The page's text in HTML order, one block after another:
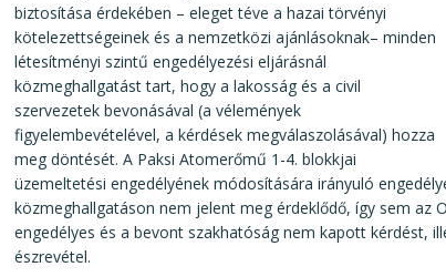
biztosítása érdekében – eleget téve a hazai törvényi
kötelezettségeinek és a nemzetközi ajánlásoknak– minden
létesítményi szintű engedélyezési eljárásnál
közmeghallgatást tart, hogy a lakosság és a civil
szervezetek bevonásával (a vélemények
figyelembevételével, a kérdések megválaszolásával) hozza
meg döntését. A Paksi Atomerőmű 1-4. blokkjai
üzemeltetési engedélyének módosítására irányuló
közmeghallgatáson nem jelent meg érdeklődő, így sem az
engedélyes és a bevont szakhatóság nem kapott kérdést,
észrevétel.